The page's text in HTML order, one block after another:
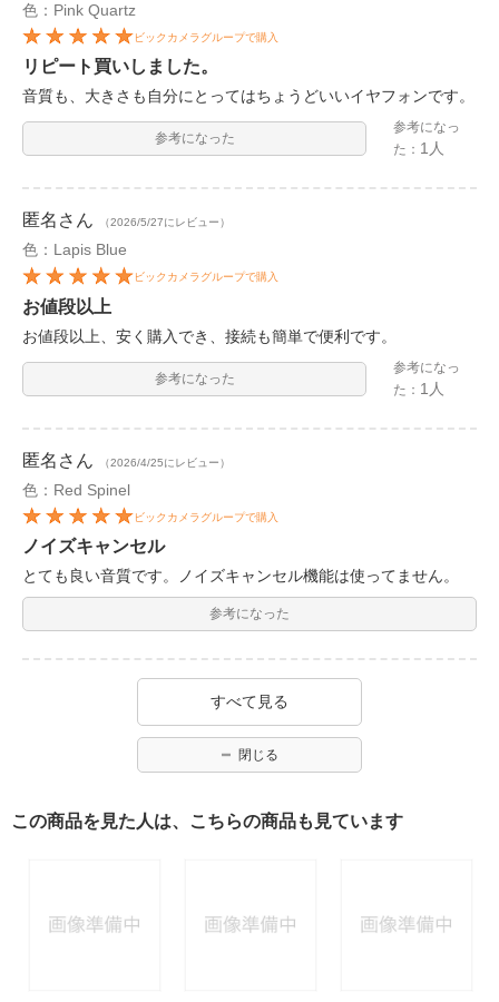
色：Pink Quartz
ビックカメラグループで購入
リピート買いしました。
音質も、大きさも自分にとってはちょうどいいイヤフォンです。
参考になった
参考になっ
た： 1人
匿名 さん （2026/5/27にレビュー）
色：Lapis Blue
ビックカメラグループで購入
お値段以上
お値段以上、安く購入でき、接続も簡単で便利です。
参考になった
参考になっ
た： 1人
匿名 さん （2026/4/25にレビュー）
色：Red Spinel
ビックカメラグループで購入
ノイズキャンセル
とても良い音質です。ノイズキャンセル機能は使ってません。
参考になった
すべて見る
閉じる
この商品を見た人は、こちらの商品も見ています